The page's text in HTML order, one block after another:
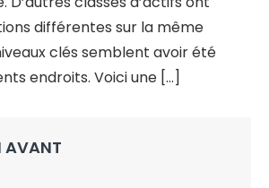
différentes sur la même
clés semblent avoir été
endroits. Voici une [...]
AVANT